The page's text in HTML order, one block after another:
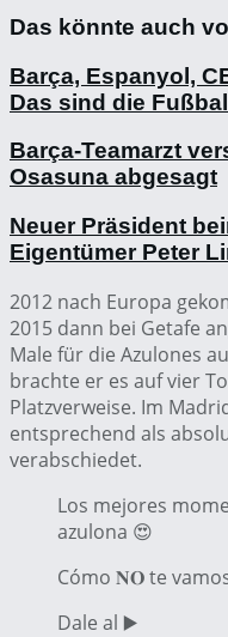
Das könnte auch
Barça, Espanyol,
Das sind die
Barça-Teamarzt
Osasuna abgesagt
Neuer Präsident
Eigentümer Peter
2012 nach Europa
2015 dann bei Getafe
Male für die Azulones
brachte er es auf vier
Platzverweise. Im
entsprechend als
verabschiedet.
Los mejores
azulona 😍
Cómo 𝐍𝐎 te
Dale al ▶️